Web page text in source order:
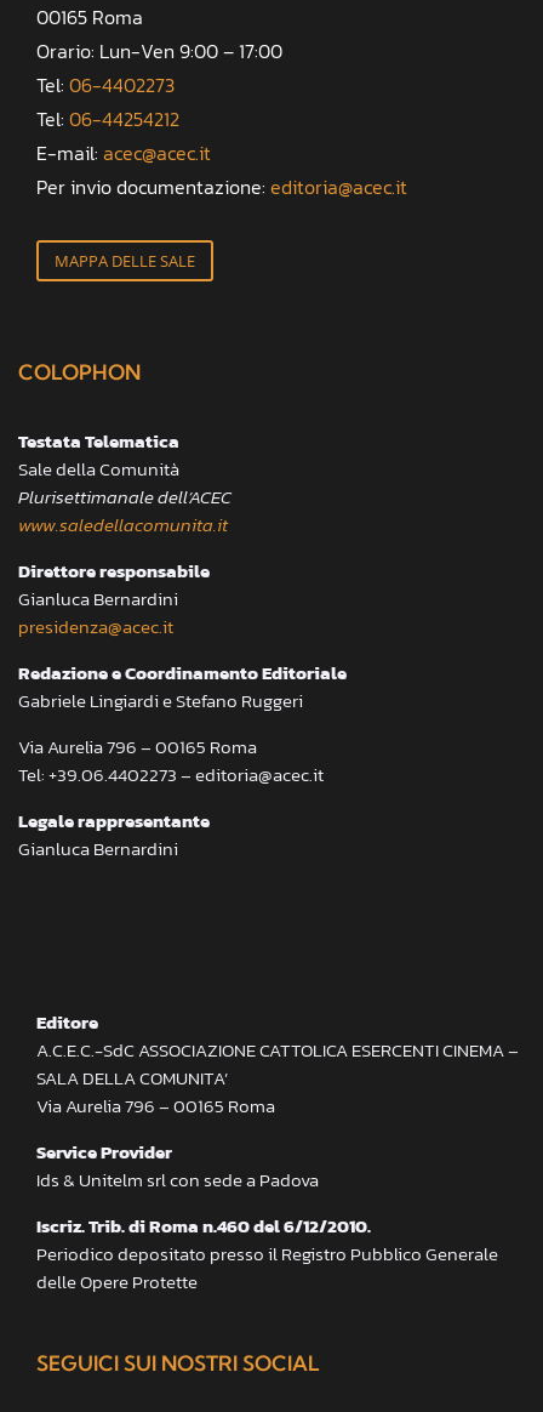
00165 Roma
Orario: Lun-Ven 9:00 – 17:00
Tel: 06-4402273
Tel: 06-44254212
E-mail: acec@acec.it
Per invio documentazione: editoria@acec.it
MAPPA DELLE SALE
COLOPHON
Testata Telematica
Sale della Comunità
Plurisettimanale dell’ACEC
www.saledellacomunita.it
Direttore responsabile
Gianluca Bernardini
presidenza@acec.it
Redazione e Coordinamento Editoriale
Gabriele Lingiardi e Stefano Ruggeri
Via Aurelia 796 – 00165 Roma
Tel: +39.06.4402273 – editoria@acec.it
Legale rappresentante
Gianluca Bernardini
Editore
A.C.E.C.-SdC ASSOCIAZIONE CATTOLICA ESERCENTI CINEMA –
SALA DELLA COMUNITA’
Via Aurelia 796 – 00165 Roma
Service Provider
Ids & Unitelm srl con sede a Padova
Iscriz. Trib. di Roma n.460 del 6/12/2010.
Periodico depositato presso il Registro Pubblico Generale
delle Opere Protette
SEGUICI SUI NOSTRI SOCIAL